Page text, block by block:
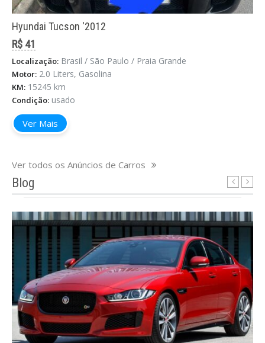
Hyundai Tucson '2012
R$ 41
Localização: Brasil / São Paulo / Praia Grande
Motor: 2.0 Liters, Gasolina
KM: 15245 km
Condição: usado
Ver Mais
Ver todos os Anúncios de Carros
Blog
8 Carros Mais Vendidos da Jaguar
maio 15, 2025
Os 8 Carros Mais Vendidos da Jaguar no Brasil:
Performance Elegante, Tradição e Tecnologia